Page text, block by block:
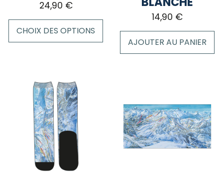
produit
24,90 €
CHOIX DES OPTIONS
plusieurs
variations.
options
peuvent
choisies
14,90 €
AJOUTER AU PANIER